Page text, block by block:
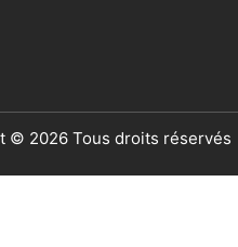
© 2026 Tous droits réservés